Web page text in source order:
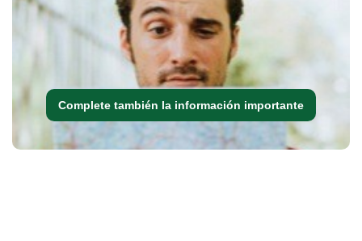
Complete también la información importante